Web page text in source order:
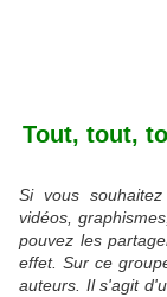
Tout, tout,
Si vous
vidéos,
pouvez les
effet. Sur ce
auteurs. Il s'agit